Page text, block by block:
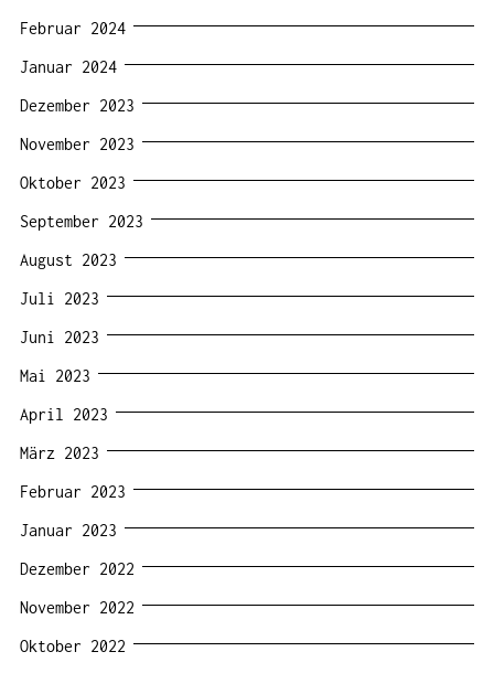
Februar 2024
Januar 2024
Dezember 2023
November 2023
Oktober 2023
September 2023
August 2023
Juli 2023
Juni 2023
Mai 2023
April 2023
März 2023
Februar 2023
Januar 2023
Dezember 2022
November 2022
Oktober 2022